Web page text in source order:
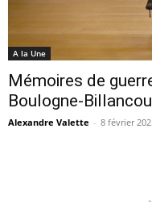
A la Une
Mémoires de
Boulogne-
Alexandre Valette - 8 février